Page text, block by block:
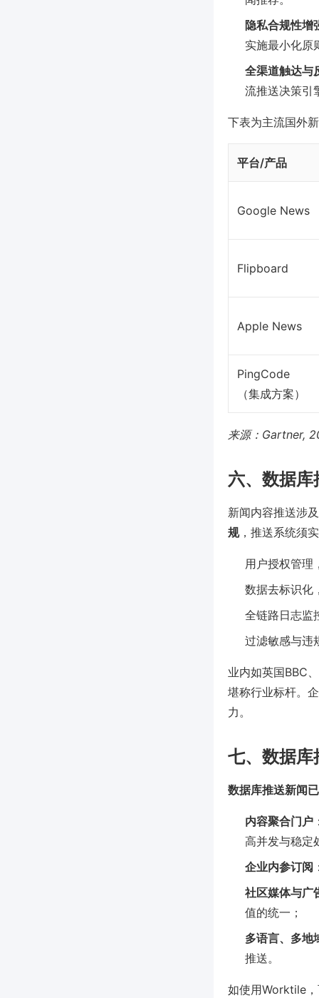
隐私合规性增
实施最小化原
全渠道触达与
流推送决策引
下表为主流国外
平台/产品
Google News
Flipboard
Apple News
PingCode
（集成方案）
来源：Gartner,
六、数据
新闻内容推送涉
规，推送系统须
用户授权管理
数据去标识化
全链路日志监
过滤敏感与违
业内如英国BBC
堪称行业标杆。
力。
七、数据库
数据库推送新闻
内容聚合门户
高并发与稳定
企业内参订阅
社区媒体与广
值的统一；
多语言、多地
推送。
如使用Worktile